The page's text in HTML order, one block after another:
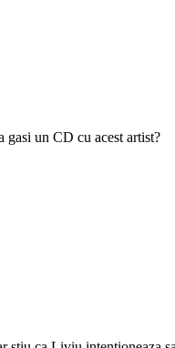
gasi un CD cu acest artist?